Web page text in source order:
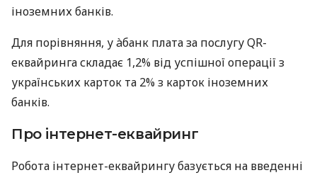
іноземних банків.
Для порівняння, у àбанк плата за послугу QR-
еквайринга складає 1,2% від успішної операції з
українських карток та 2% з карток іноземних
банків.
Про інтернет-еквайринг
Робота інтернет-еквайрингу базується на введенні